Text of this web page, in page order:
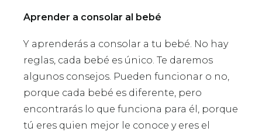
Aprender a consolar al bebé
Y aprenderás a consolar a tu bebé. No hay
reglas, cada bebé es único. Te daremos
algunos consejos. Pueden funcionar o no,
porque cada bebé es diferente, pero
encontrarás lo que funciona para él, porque
tú eres quien mejor le conoce y eres el